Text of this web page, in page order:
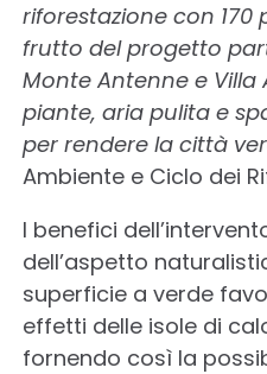
riforestazione con
frutto del progetto
Monte Antenne e
piante, aria pulita e
per rendere la città
Ambiente e Ciclo dei
I benefici
dell’aspetto
superficie a verde
effetti delle isole di
fornendo così la